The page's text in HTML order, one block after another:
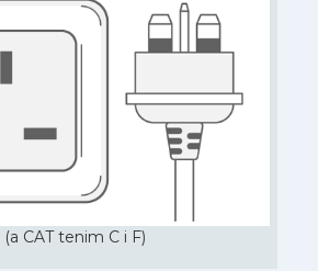
(a CAT tenim C i F)